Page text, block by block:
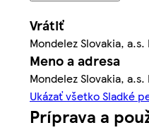
Vrátiť
Mondelez Slovakia,
Meno a adresa
Mondelez Slovakia,
Ukázať všetko Sladké
Príprava a